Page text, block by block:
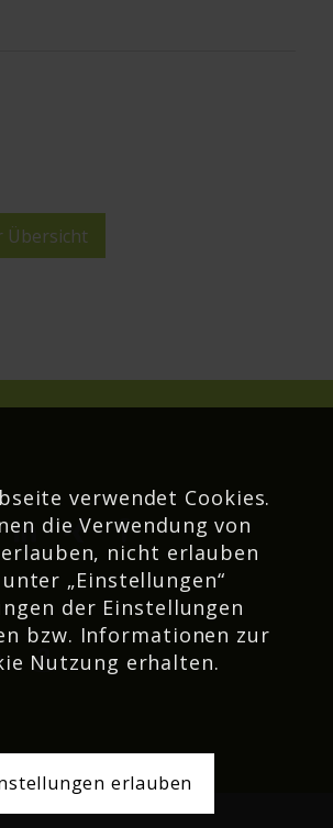
Übersicht
verwendet Cookies.
die Verwendung von
nicht erlauben
„Einstellungen“
der Einstellungen
bzw. Informationen zur
Nutzung erhalten.
erlauben